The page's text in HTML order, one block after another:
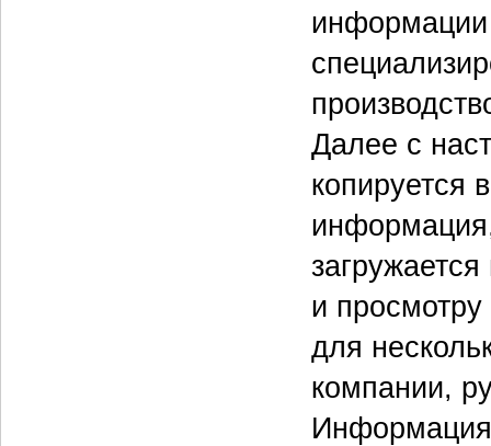
информации
Далее с
копируется
и
для
компании,
Информация